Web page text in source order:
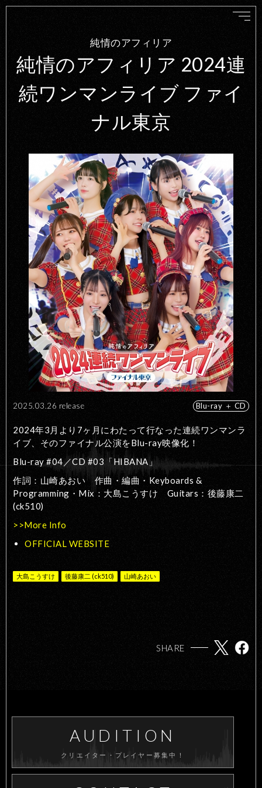
純情のアフィリア
純情のアフィリア 2024連
続ワンマンライブ ファイ
ナル東京
2025.03.26 release Blu-ray ＋ CD
2024年3月より7ヶ月にわたって行なった連続ワンマンラ
イブ、そのファイナル公演をBlu-ray映像化！
Blu-ray #04／CD #03「HIBANA」
作詞：山崎あおい 作曲・編曲・Keyboards &
Programming・Mix：大島こうすけ Guitars：後藤康二
(ck510)
>>More Info
OFFICIAL WEBSITE
大島こうすけ 後藤康二 (ck510) 山崎あおい
SHARE
AUDITION
クリエイター・プレイヤー募集中！